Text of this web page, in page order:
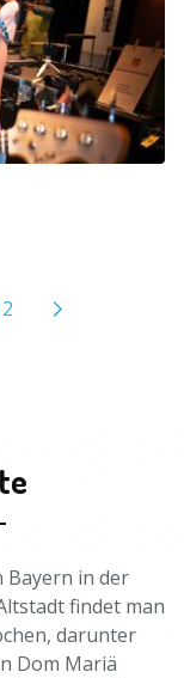
Bayern in der
findet man
darunter
Dom Mariä